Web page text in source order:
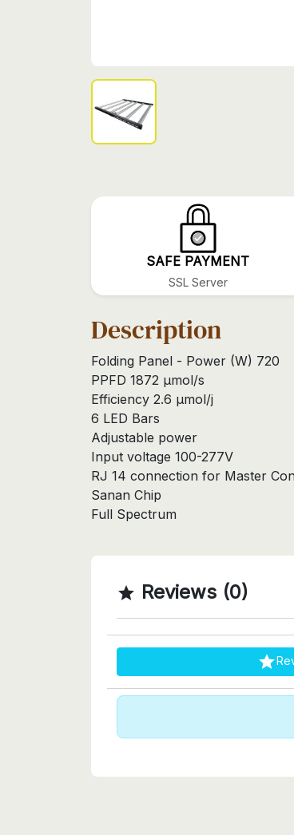
SAFE PAYMENT
SSL Server
Description
Folding Panel - Power (W) 720
PPFD 1872 µmol/s
Efficiency 2.6 µmol/j
6 LED Bars
Adjustable power
Input voltage 100-277V
RJ 14 connection for Master
Sanan Chip
Full Spectrum
 Reviews (0)
